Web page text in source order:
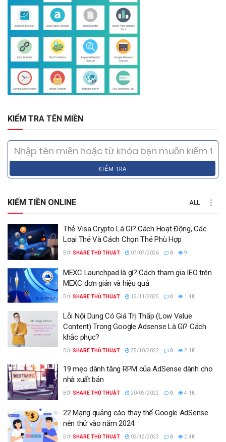
KIỂM TRA TÊN MIỀN
KIỂM TRA
KIẾM TIỀN ONLINE ALL
Thẻ Visa Crypto Là Gì? Cách Hoạt Động, Các
Loại Thẻ Và Cách Chọn Thẻ Phù Hợp
BỞI SHARE THỦ THUẬT 07/07/2026 0 9
MEXC Launchpad là gì? Cách tham gia IEO trên
MEXC đơn giản và hiệu quả
BỞI SHARE THỦ THUẬT 12/11/2025 0 1.4K
Lỗi Nội Dung Có Giá Trị Thấp (Low Value
Content) Trong Google Adsense Là Gì? Cách
khắc phục?
BỞI SHARE THỦ THUẬT 25/10/2022 0 2.1K
19 mẹo dành tăng RPM của AdSense dành cho
nhà xuất bản
BỞI SHARE THỦ THUẬT 20/03/2022 0 4.1K
22 Mạng quảng cáo thay thế Google AdSense
nên thử vào năm 2024
BỞI SHARE THỦ THUẬT 02/12/2023 0 2.4K